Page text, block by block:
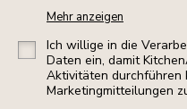
Mehr anzeigen
Ich willige in die
Daten ein, damit
Aktivitäten durchführen
Marketingmitteilungen